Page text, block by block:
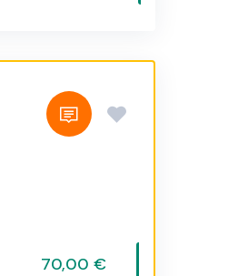
70,00 €